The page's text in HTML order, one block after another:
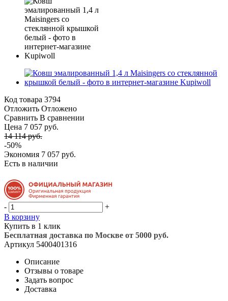
Код товара 3794
Отложить Отложено
Сравнить В сравнении
Цена 7 057 руб.
14 114 руб.
-50%
Экономия 7 057 руб.
Есть в наличии
-
+
В корзину
Купить в 1 клик
Бесплатная доставка по Москве от 5000 руб.
Артикул 5400401316
Описание
Отзывы о товаре
Задать вопрос
Доставка